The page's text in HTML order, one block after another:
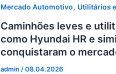
Mercado Automotivo, Utilitários
Caminhões leves e
como Hyundai HR e
conquistaram o
admin /08.04.2026